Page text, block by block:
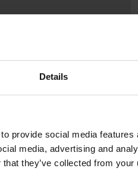
Details
provide social media
media, advertising and
they’ve collected from